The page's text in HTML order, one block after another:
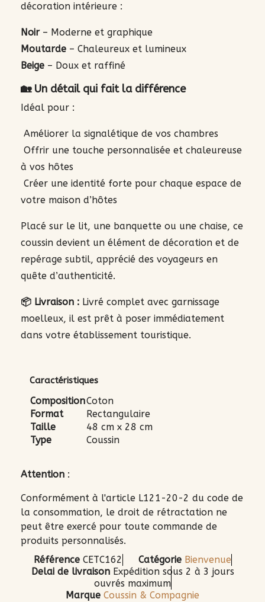
décoration intérieure :
Noir– Moderne et graphique
Moutarde – Chaleureux et lumineux
Beige – Doux et raffiné
🏡 Un détail qui fait la différence
Idéal pour :
Améliorer la signalétique de vos chambres
Offrir une touche personnalisée et chaleureuse
à vos hôtes
Créer une identité forte pour chaque espace de
votre maison d’hôtes
Placé sur le lit, une banquette ou une chaise, ce
coussin devient un élément de décoration et de
repérage subtil, apprécié des voyageurs en
quête d’authenticité.
📦 Livraison : Livré complet avec garnissage
moelleux, il est prêt à poser immédiatement
dans votre établissement touristique.
Caractéristiques
CompositionCoton
Format
Rectangulaire
Taille
48 cm x 28 cm
Type
Coussin
Attention :
Conformément à l'article L121-20-2 du code de
la consommation, le droit de rétractation ne
peut être exercé pour toute commande de
produits personnalisés.
Référence CETC162 Catégorie Bienvenue
Delai de livraison Expédition sous 2 à 3 jours
ouvrés maximum
Marque Coussin & Compagnie